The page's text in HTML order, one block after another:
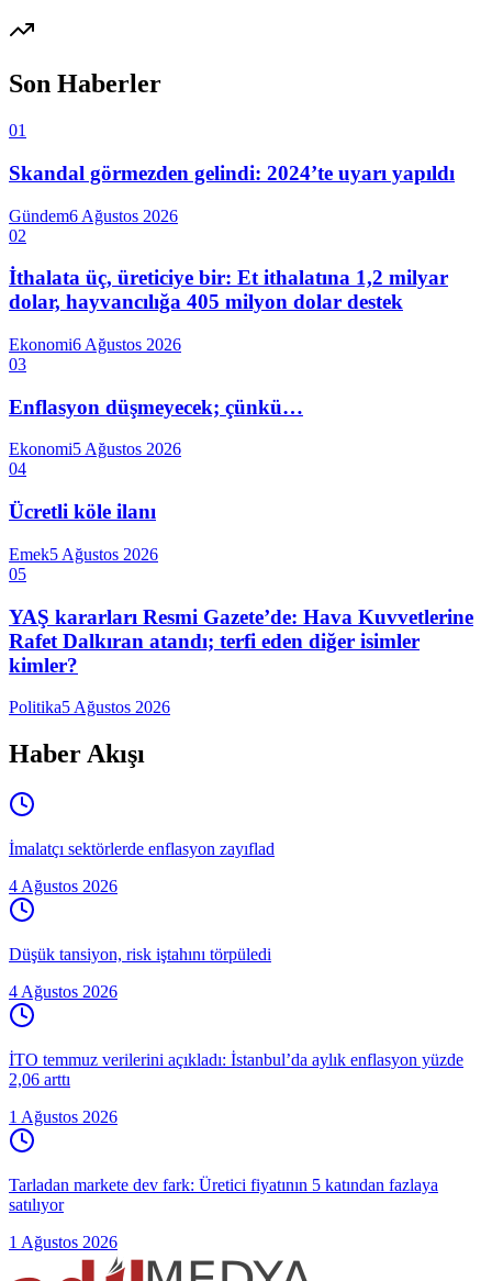
Son Haberler
01
Skandal görmezden gelindi: 2024’te uyarı yapıldı
Gündem6 Ağustos 2026
02
İthalata üç, üreticiye bir: Et ithalatına 1,2 milyar
dolar, hayvancılığa 405 milyon dolar destek
Ekonomi6 Ağustos 2026
03
Enflasyon düşmeyecek; çünkü…
Ekonomi5 Ağustos 2026
04
Ücretli köle ilanı
Emek5 Ağustos 2026
05
YAŞ kararları Resmi Gazete’de: Hava Kuvvetlerine
Rafet Dalkıran atandı; terfi eden diğer isimler
kimler?
Politika5 Ağustos 2026
Haber Akışı
İmalatçı sektörlerde enflasyon zayıflad
4 Ağustos 2026
Düşük tansiyon, risk iştahını törpüledi
4 Ağustos 2026
İTO temmuz verilerini açıkladı: İstanbul’da aylık enflasyon yüzde
2,06 arttı
1 Ağustos 2026
Tarladan markete dev fark: Üretici fiyatının 5 katından fazlaya
satılıyor
1 Ağustos 2026